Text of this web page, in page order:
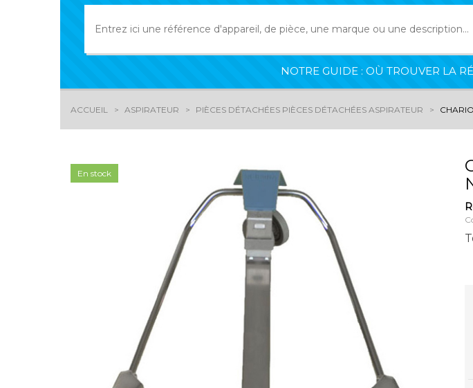
NOTRE GUIDE : OÙ TROUVER LA
ACCUEIL ASPIRATEUR PIÈCES DÉTACHÉES PIÈCES DÉTACHÉES ASPIRATEUR
En stock